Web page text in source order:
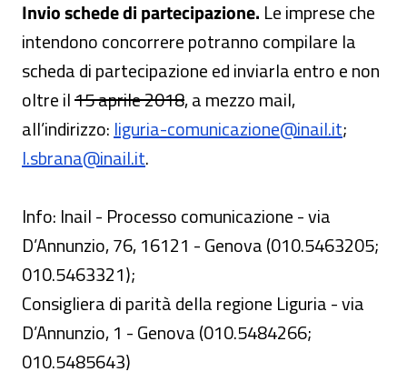
Invio schede di partecipazione. Le imprese che
intendono concorrere potranno compilare la
scheda di partecipazione ed inviarla entro e non
oltre il15 aprile 2018Attenzione! Il valore
, a mezzo mail,
all’indirizzo: liguria-comunicazione@inail.it;
l.sbrana@inail.it.
Info: Inail - Processo comunicazione - via
D’Annunzio, 76, 16121 - Genova (010.5463205;
010.5463321);
Consigliera di parità della regione Liguria - via
D’Annunzio, 1 - Genova (010.5484266;
010.5485643)